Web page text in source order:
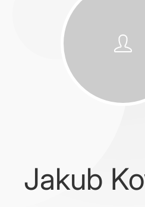
Jakub